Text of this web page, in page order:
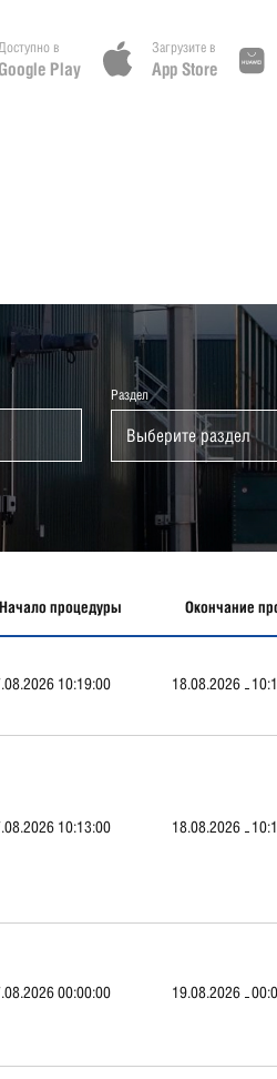
в
Play
Загрузите в
App Store
Раздел
Выберите раздел
Начало процедуры Окончание
10:19:00 18.08.2026
10:13:00 18.08.2026
00:00:00 19.08.2026